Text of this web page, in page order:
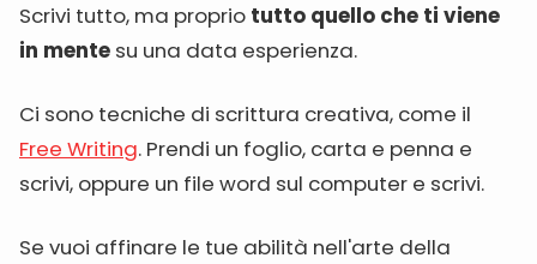
Scrivi tutto, ma proprio tutto quello che ti viene
in mente su una data esperienza.
Ci sono tecniche di scrittura creativa, come il
Free Writing. Prendi un foglio, carta e penna e
scrivi, oppure un file word sul computer e scrivi.
Se vuoi affinare le tue abilità nell'arte della